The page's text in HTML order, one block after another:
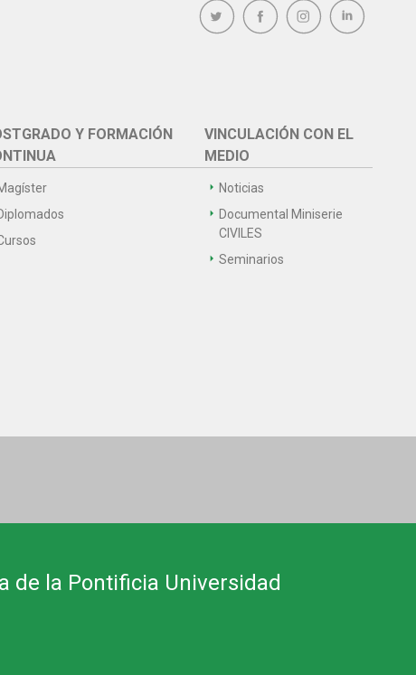
Y FORMACIÓN
VINCULACIÓN CON EL
MEDIO
Noticias
Documental Miniserie
CIVILES
Seminarios
de la Pontificia Universidad